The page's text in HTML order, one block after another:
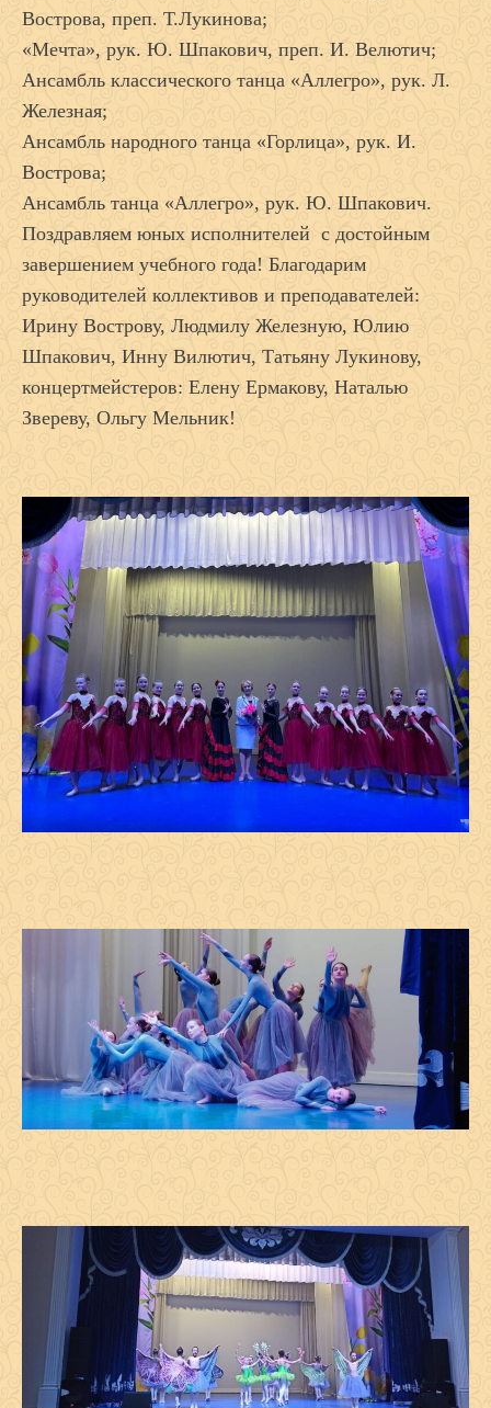
Вострова, преп. Т.Лукинова;
«Мечта», рук. Ю. Шпакович, преп. И. Велютич;
Ансамбль классического танца «Аллегро», рук. Л.
Железная;
Ансамбль народного танца «Горлица», рук. И.
Вострова;
Ансамбль танца «Аллегро», рук. Ю. Шпакович.
Поздравляем юных исполнителей с достойным
завершением учебного года! Благодарим
руководителей коллективов и преподавателей:
Ирину Вострову, Людмилу Железную, Юлию
Шпакович, Инну Вилютич, Татьяну Лукинову,
концертмейстеров: Елену Ермакову, Наталью
Звереву, Ольгу Мельник!